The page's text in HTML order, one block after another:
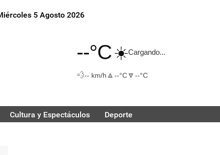
5 Agosto 2026
--°C☀️Cargando...
💨-- km/h 🔼 --°C🔽 --°C
Cultura y Espectáculos Deporte